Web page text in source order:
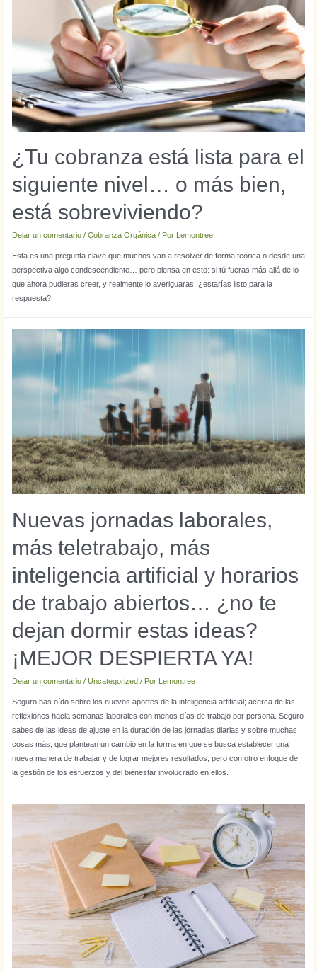
¿Tu cobranza está lista para el
siguiente nivel… o más bien,
está sobreviviendo?
Dejar un comentario / Cobranza Orgánica/ Por Lemontree
Esta es una pregunta clave que muchos van a resolver de forma teórica o desde una
perspectiva algo condescendiente… pero piensa en esto: si tú fueras más allá de lo
que ahora pudieras creer, y realmente lo averiguaras, ¿estarías listo para la
respuesta?
Nuevas jornadas laborales,
más teletrabajo, más
inteligencia artificial y horarios
de trabajo abiertos… ¿no te
dejan dormir estas ideas?
¡MEJOR DESPIERTA YA!
Dejar un comentario / Uncategorized/ Por Lemontree
Seguro has oído sobre los nuevos aportes de la inteligencia artificial; acerca de las
reflexiones hacia semanas laborales con menos días de trabajo por persona. Seguro
sabes de las ideas de ajuste en la duración de las jornadas diarias y sobre muchas
cosas más, que plantean un cambio en la forma en que se busca establecer una
nueva manera de trabajar y de lograr mejores resultados, pero con otro enfoque de
la gestión de los esfuerzos y del bienestar involucrado en ellos.